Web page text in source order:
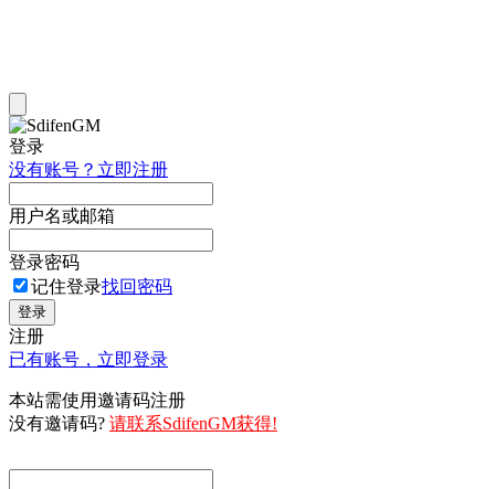
登录
没有账号？立即注册
用户名或邮箱
登录密码
记住登录找回密码
登录
注册
已有账号，立即登录
本站需使用邀请码注册
没有邀请码? 请联系SdifenGM获得!